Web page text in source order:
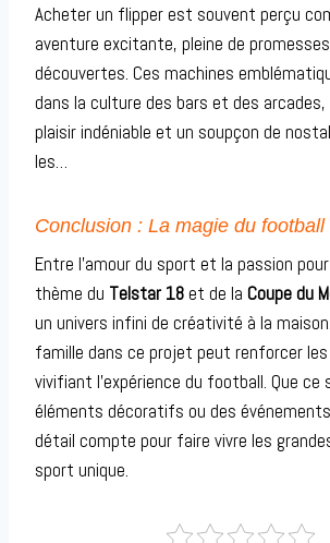
Acheter un flipper est souvent perçu
aventure excitante, pleine de
découvertes. Ces machines
dans la culture des bars et des
plaisir indéniable et un soupçon de
les…
Conclusion : La magie du
Entre l’amour du sport et la passion
thème du Telstar 18et de la Coupe du
un univers infini de créativité à la
famille dans ce projet peut renforcer
vivifiant l’expérience du football. Que ce
éléments décoratifs ou des
détail compte pour faire vivre les
sport unique.